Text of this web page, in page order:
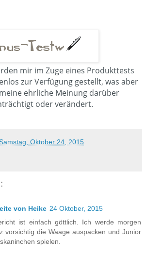
mir im Zuge eines Produkttests
zur Verfügung gestellt, was aber
ehrliche Meinung darüber
oder verändert.
Oktober 24, 2015
von Heike 24 Oktober, 2015
ist einfach göttlich. Ich werde morgen
vorsichtig die Waage auspacken und Junior
spielen.